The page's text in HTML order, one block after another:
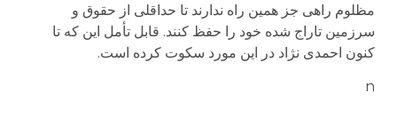
مظلوم راهی جز همین راه ندارند تا حداقلی از حقوق و
سرزمین تاراج شده خود را حفظ کنند. قابل تأمل این که تا
کنون احمدی نژاد در این مورد سکوت کرده است.
n